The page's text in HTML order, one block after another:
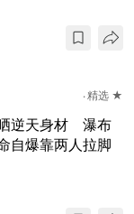
精选 ★
逆天身材 瀑布
自爆靠两人拉脚